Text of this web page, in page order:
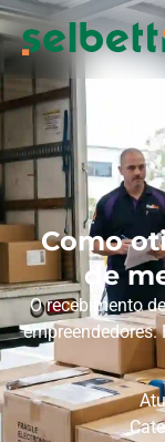
Como
de
O recebimento